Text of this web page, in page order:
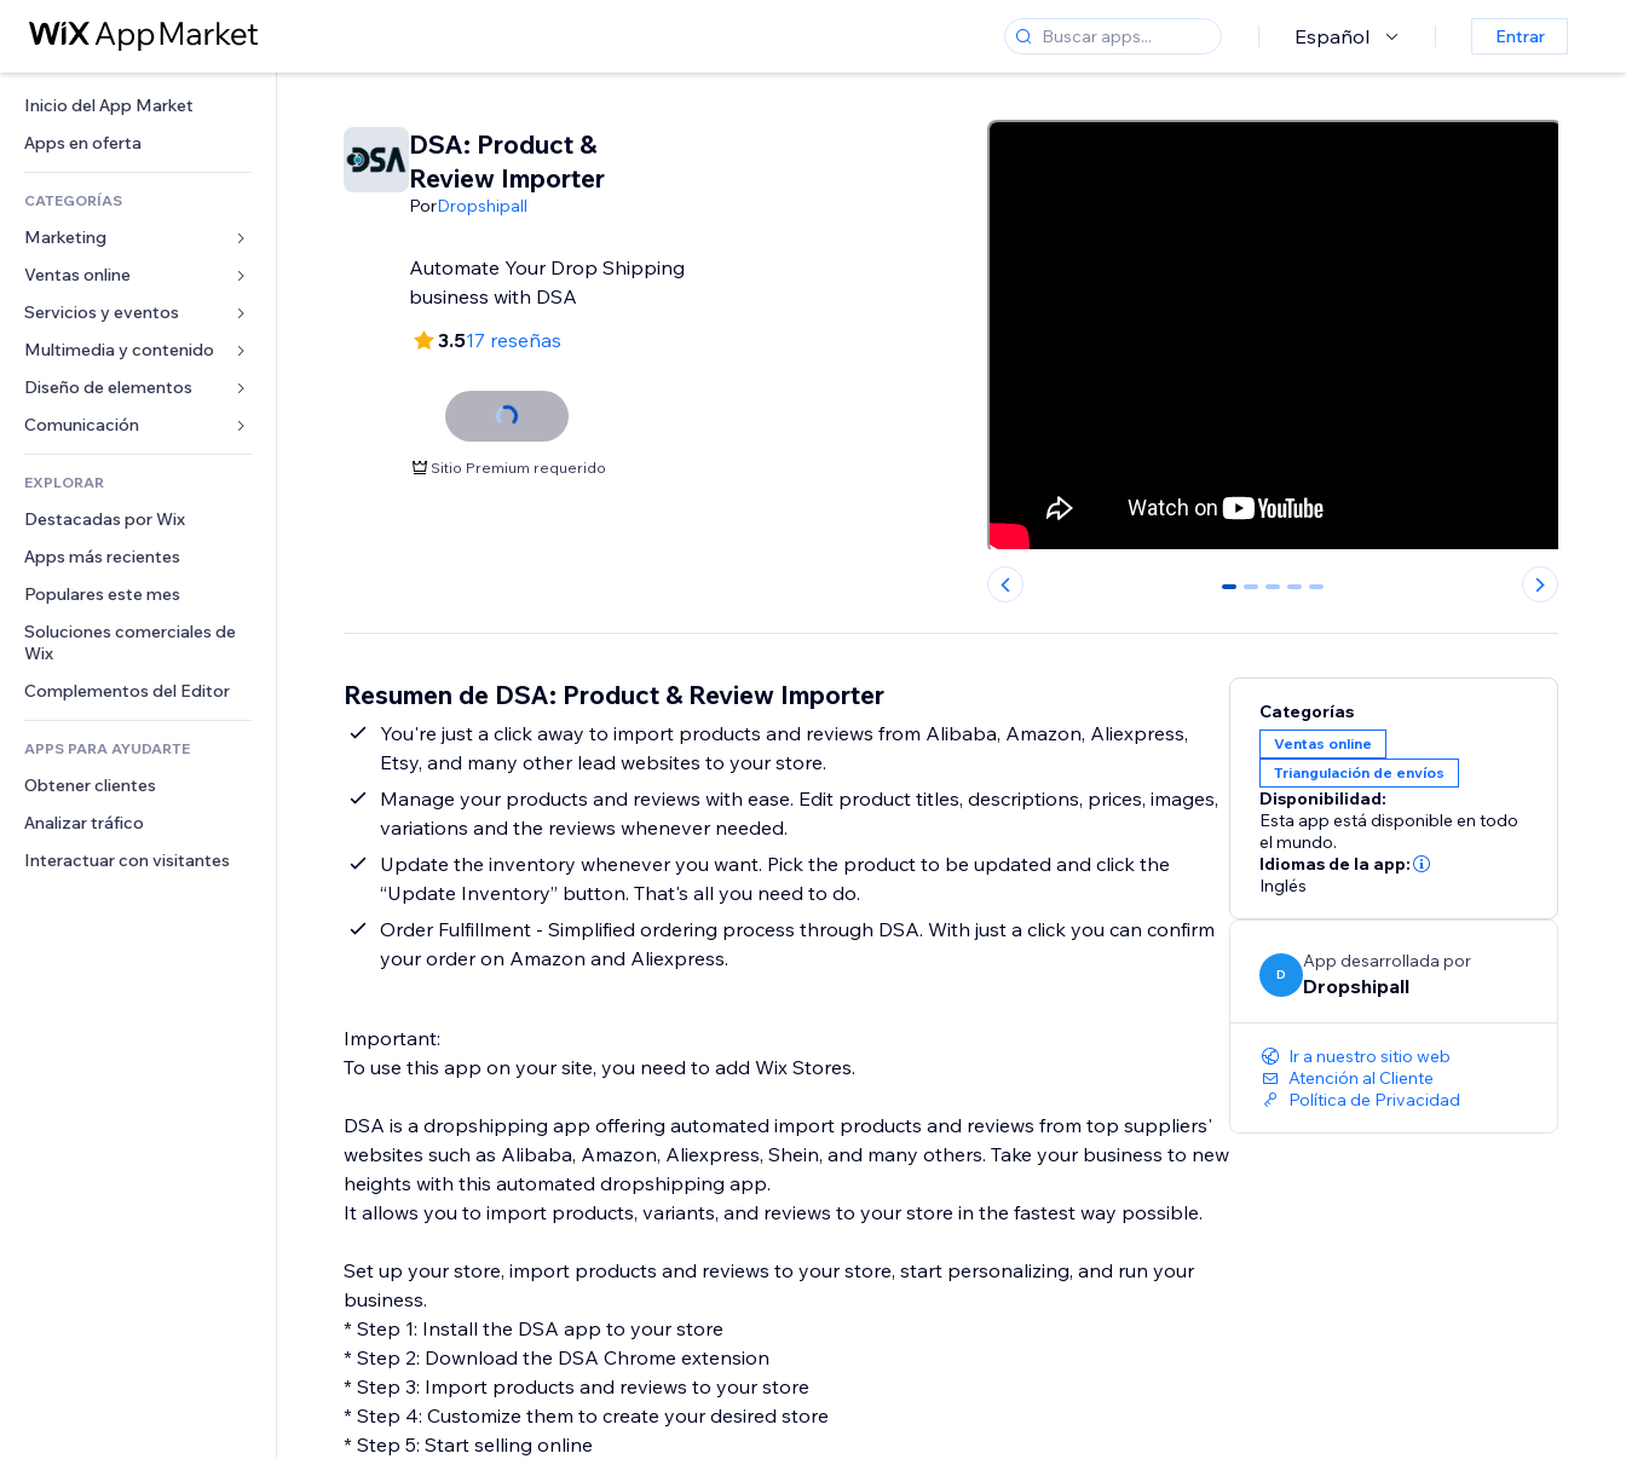
Español Entrar
Inicio del App Market
Apps en oferta
CATEGORÍAS
Marketing
Anuncios
Móvil
Analíticas
Anuncios del sitio
Email
Ventas online
Apps para tiendas
Envíos y entregas
Botones de venta
Contabilidad
Cupones y fidelización
Almacenamiento de mercancía
Crowdfunding
Alimentos y bebidas
Servicios y eventos
Hoteles
Eventos
Restaurantes
Inmobiliarias
Reservas
Multimedia y contenido
Galerías
Música
Pódcast
Fotografía
Video
PDF
Compartir archivos
Noticias
Servicios de contenido
Efectos de texto
Diseño de elementos
Mapas y navegación
Privacidad y seguridad
Reloj
Plantillas para páginas
Efectos de imágenes
Botones y menús
Banners e insignias
Calculadoras
Buscar
Formularios
Encuestas
Chat
Comentarios
Teléfono
Comunidad
Reseñas y testimonios
EXPLORAR
Destacadas por Wix
Apps más recientes
Populares este mes
Soluciones comerciales de
Wix
Complementos del Editor
APPS PARA AYUDARTE
Obtener clientes
Analizar tráfico
Interactuar con visitantes
DSA: Product &
Review Importer
PorDropshipall
Automate Your Drop Shipping
business with DSA
3.517 reseñas
Sitio Premium requerido
0 1 2 3 4
Resumen de DSA: Product & Review Importer
You're just a click away to import products and reviews from Alibaba, Amazon, Aliexpress,
Etsy, and many other lead websites to your store.
Manage your products and reviews with ease. Edit product titles, descriptions, prices, images,
variations and the reviews whenever needed.
Update the inventory whenever you want. Pick the product to be updated and click the
“Update Inventory” button. That's all you need to do.
Order Fulfillment - Simplified ordering process through DSA. With just a click you can confirm
your order on Amazon and Aliexpress.
Important:
To use this app on your site, you need to add Wix Stores.
DSA is a dropshipping app offering automated import products and reviews from top suppliers'
websites such as Alibaba, Amazon, Aliexpress, Shein, and many others. Take your business to new
heights with this automated dropshipping app.
It allows you to import products, variants, and reviews to your store in the fastest way possible.
Set up your store, import products and reviews to your store, start personalizing, and run your
business.
* Step 1: Install the DSA app to your store
* Step 2: Download the DSA Chrome extension
* Step 3: Import products and reviews to your store
* Step 4: Customize them to create your desired store
* Step 5: Start selling online
Categorías
Ventas online
Triangulación de envíos
Disponibilidad:
Esta app está disponible en todo
el mundo.
Idiomas de la app:
Inglés
D
App desarrollada por
Dropshipall
Ir a nuestro sitio web
Atención al Cliente
Política de Privacidad